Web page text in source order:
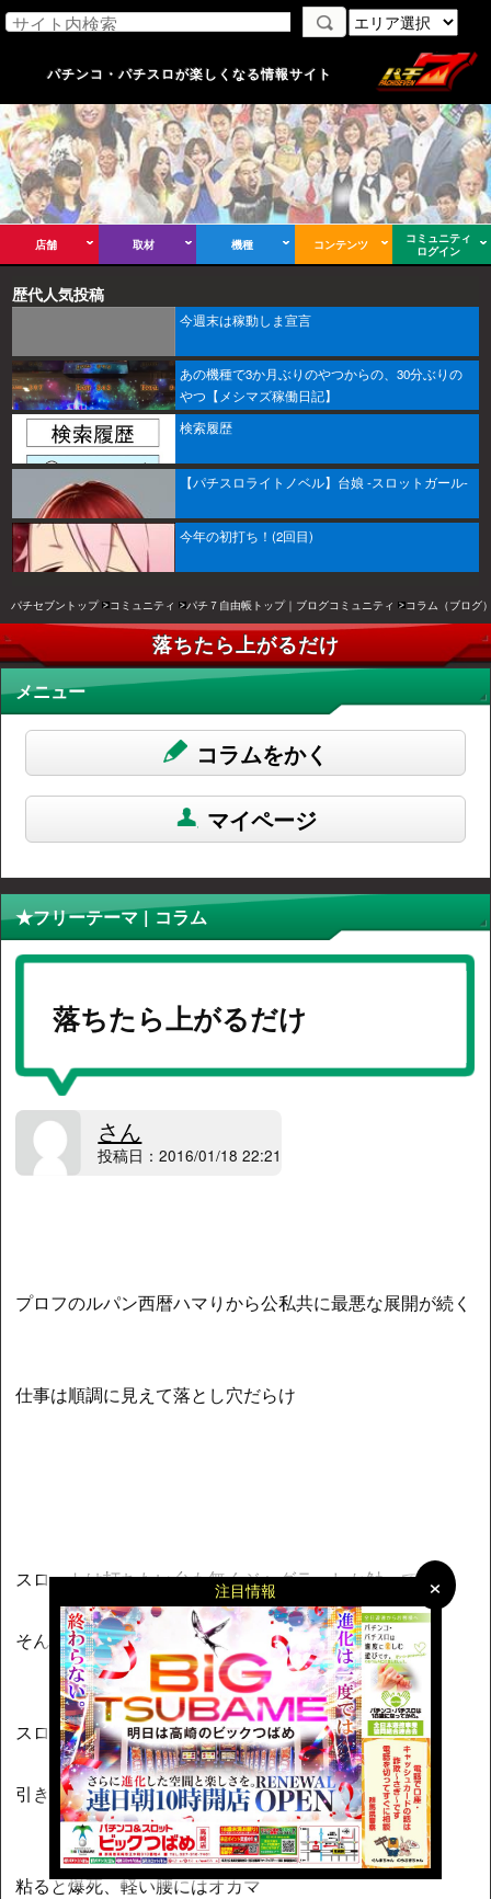
×
×
注目情報
パチンコ・パチスロが楽しくなる情報サイト
店舗 取材 機種 コンテンツ
コミュニティ
ログイン
歴代人気投稿
今週末は稼動しま宣言
あの機種で3か月ぶりのやつからの、30分ぶりの
やつ【メシマズ稼働日記】
検索履歴
【パチスロライトノベル】台娘 -スロットガール-
今年の初打ち！(2回目)
パチセブントップ コミュニティ パチ７自由帳トップ｜ブログコミュニティ コラム（ブログ
落ちたら上がるだけ
メニュー
コラムをかく
マイページ
★フリーテーマ | コラム
落ちたら上がるだけ
さん
投稿日：2016/01/18 22:21
プロフのルパン西暦ハマりから公私共に最悪な展開が続く
仕事は順調に見えて落とし穴だらけ
スロットは打ちたい台も無くジャグラーしか触ってない
そんなジャグラーも光る気配すらない
スロットは設定だとして、パチンコは何なんだ？
引きたい物が引けない、引けても……な状況が続く
粘ると爆死、軽い腰にはオカマ